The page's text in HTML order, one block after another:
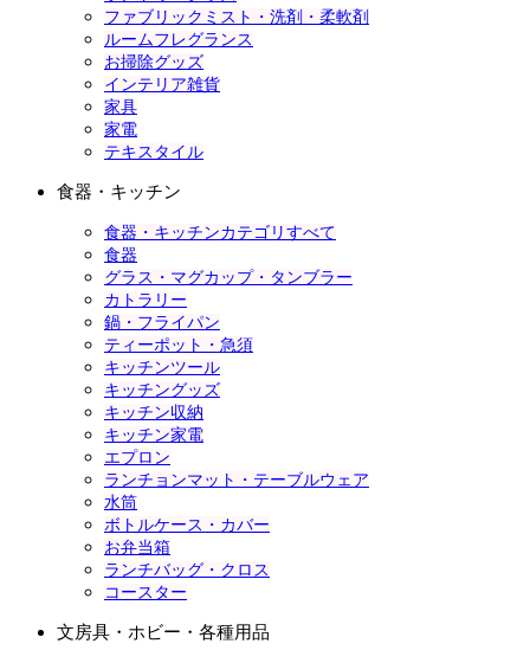
ファブリックミスト・洗剤・柔軟剤
ルームフレグランス
お掃除グッズ
インテリア雑貨
家具
家電
テキスタイル
食器・キッチン
食器・キッチンカテゴリすべて
食器
グラス・マグカップ・タンブラー
カトラリー
鍋・フライパン
ティーポット・急須
キッチンツール
キッチングッズ
キッチン収納
キッチン家電
エプロン
ランチョンマット・テーブルウェア
水筒
ボトルケース・カバー
お弁当箱
ランチバッグ・クロス
コースター
文房具・ホビー・各種用品